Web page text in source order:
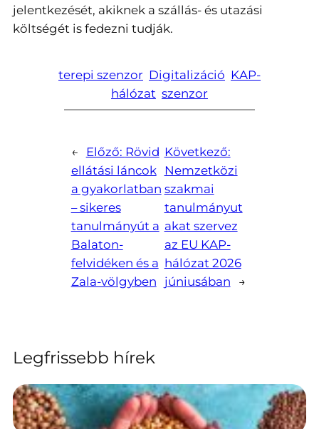
jelentkezését, akiknek a szállás- és utazási
költségét is fedezni tudják.
terepi szenzor Digitalizáció KAP-
hálózat szenzor
← Előző: Rövid
ellátási láncok
a gyakorlatban
– sikeres
tanulmányút a
Balaton-
felvidéken és a
Zala-völgyben
Következő:
Nemzetközi
szakmai
tanulmányut
akat szervez
az EU KAP-
hálózat 2026
júniusában
→
Legfrissebb hírek